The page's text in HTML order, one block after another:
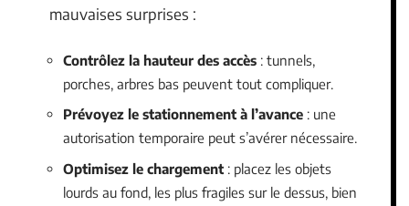
mauvaises surprises :
Contrôlez la hauteur des accès : tunnels,
porches, arbres bas peuvent tout compliquer.
Prévoyez le stationnement à l’avance : une
autorisation temporaire peut s’avérer nécessaire.
Optimisez le chargement : placez les objets
lourds au fond, les plus fragiles sur le dessus, bien